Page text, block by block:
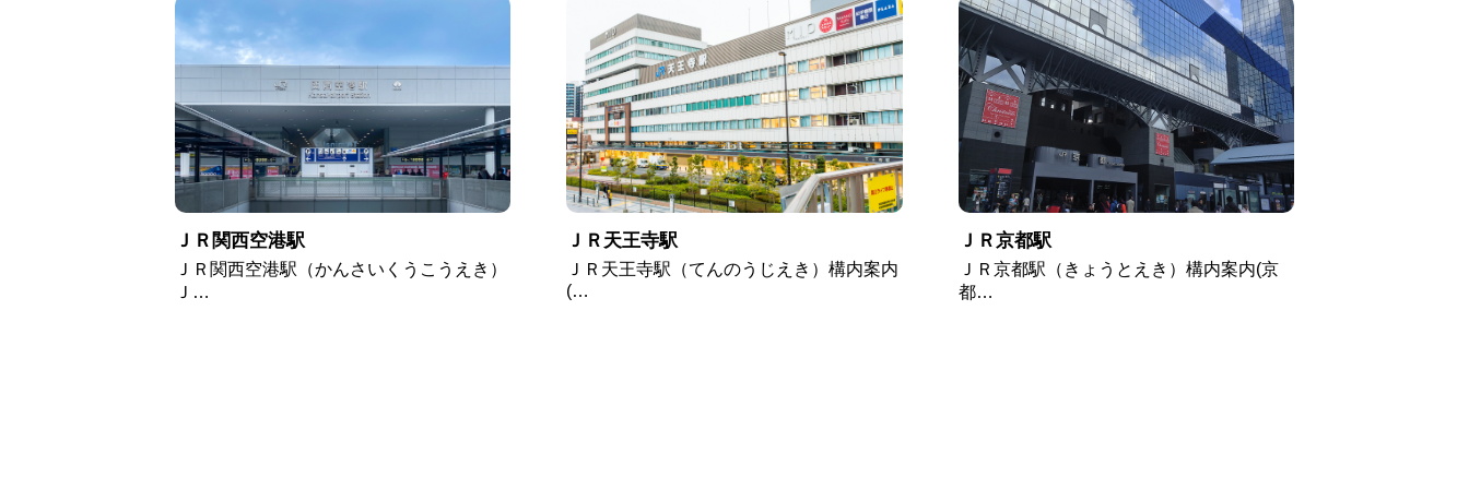
ＪＲ関西空港駅
ＪＲ関西空港駅（かんさいくうこうえき）
Ｊ…
ＪＲ天王寺駅
ＪＲ天王寺駅（てんのうじえき）構内案内
(…
ＪＲ京都駅
ＪＲ京都駅（きょうとえき）構内案内(京
都…